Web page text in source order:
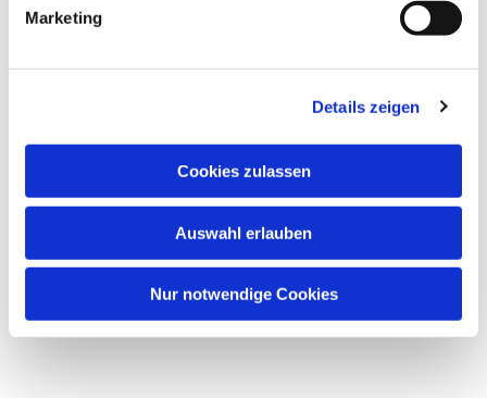
Marketing
Details zeigen
Cookies zulassen
Auswahl erlauben
Nur notwendige Cookies
Dies könnte Sie auch
interessieren